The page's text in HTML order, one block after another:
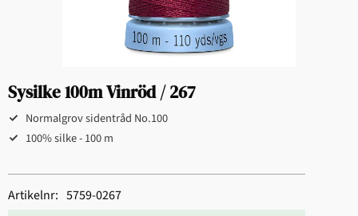
Sysilke 100m Vinröd / 267
Normalgrov sidentråd No.100
100% silke - 100 m
Artikelnr 5759-0267